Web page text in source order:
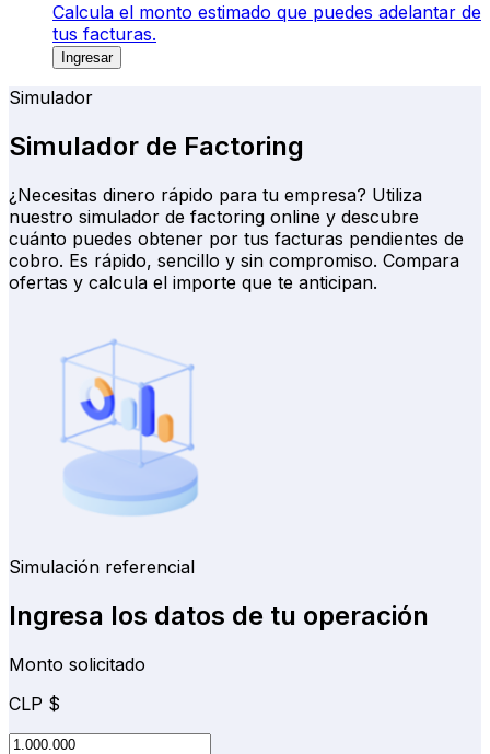
Calcula el monto estimado que puedes adelantar de
tus facturas.
Ingresar
Simulador
Simulador de Factoring
¿Necesitas dinero rápido para tu empresa? Utiliza
nuestro simulador de factoring online y descubre
cuánto puedes obtener por tus facturas pendientes de
cobro. Es rápido, sencillo y sin compromiso. Compara
ofertas y calcula el importe que te anticipan.
Simulación referencial
Ingresa los datos de tu operación
Monto solicitado
CLP $